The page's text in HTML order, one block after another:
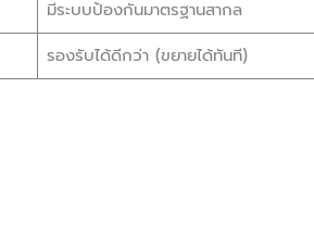
มีระบบป้องกันมาตรฐานสากล
รองรับได้ดีกว่า (ขยายได้ทันที)